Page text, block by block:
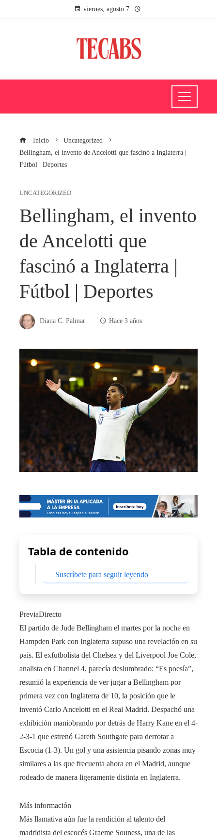
viernes, agosto 7
Inicio
Uncategorized
Bellingham, el invento de Ancelotti que fascinó a Inglaterra |
Fútbol | Deportes
UNCATEGORIZED
Bellingham, el invento
de Ancelotti que
fascinó a Inglaterra |
Fútbol | Deportes
Diana C. Palmar Hace 3 años
Tabla de contenido
Suscríbete para seguir leyendo
PreviaDirecto
El partido de Jude Bellingham el martes por la noche en
Hampden Park con Inglaterra supuso una revelación en su
país. El exfutbolista del Chelsea y del Liverpool Joe Cole,
analista en Channel 4, parecía deslumbrado: “Es poesía”,
resumió la experiencia de ver jugar a Bellingham por
primera vez con Inglaterra de 10, la posición que le
inventó Carlo Ancelotti en el Real Madrid. Despachó una
exhibición maniobrando por detrás de Harry Kane en el 4-
2-3-1 que estrenó Gareth Southgate para derrotar a
Escocia (1-3). Un gol y una asistencia pisando zonas muy
similares a las que frecuenta ahora en el Madrid, aunque
rodeado de manera ligeramente distinta en Inglaterra.
Más información
Más llamativa aún fue la rendición al talento del
madridista del escocés Graeme Souness, una de las